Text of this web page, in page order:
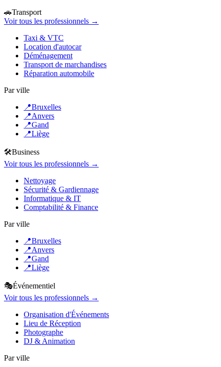
🚗Transport
Voir tous les professionnels →
Taxi & VTC
Location d'autocar
Déménagement
Transport de marchandises
Réparation automobile
Par ville
📍Bruxelles
📍Anvers
📍Gand
📍Liège
🛠️Business
Voir tous les professionnels →
Nettoyage
Sécurité & Gardiennage
Informatique & IT
Comptabilité & Finance
Par ville
📍Bruxelles
📍Anvers
📍Gand
📍Liège
🎭Événementiel
Voir tous les professionnels →
Organisation d'Événements
Lieu de Réception
Photographe
DJ & Animation
Par ville